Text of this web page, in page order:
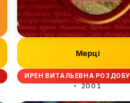
Мерці
ИРЕН ВИТАЛЬЕВНА
2001